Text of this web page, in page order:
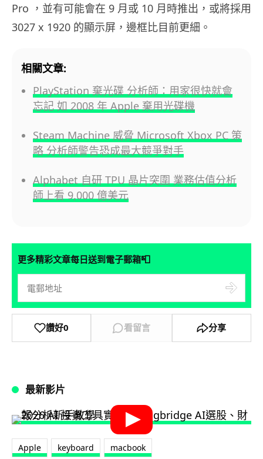
Pro ，並有可能會在 9 月或 10 月時推出，或將採用
3027 x 1920 的顯示屏，邊框比目前更細。
相關文章:
PlayStation 棄光碟 分析師：用家很快就會
忘記 如 2008 年 Apple 棄用光碟機
Steam Machine 威脅 Microsoft Xbox PC 策
略 分析師警告恐成最大競爭對手
Alphabet 自研 TPU 晶片突圍 業務估值分析
師上看 9,000 億美元
更多精彩文章每日送到電子郵箱📮
讚好0 看留言 分享
最新影片
Apple keyboard macbook